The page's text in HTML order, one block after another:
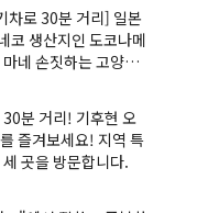
차로 30분 거리] 일본
코 생산지인 도코나메
네 손짓하는 고양이(
분 거리! 기후현 오
즐겨보세요! 지역 특
곳을 방문합니다.